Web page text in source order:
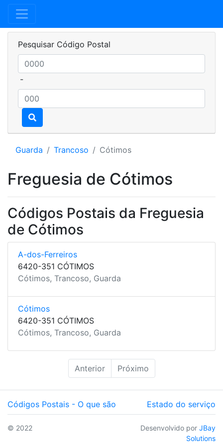
Pesquisar Código Postal
-
Guarda Trancoso Cótimos
Freguesia de Cótimos
Códigos Postais da Freguesia
de Cótimos
A-dos-Ferreiros
6420-351 CÓTIMOS
Cótimos, Trancoso, Guarda
Cótimos
6420-351 CÓTIMOS
Cótimos, Trancoso, Guarda
Anterior Próximo
Códigos Postais - O que são Estado do serviço
© 2022 Desenvolvido por JBay
Solutions